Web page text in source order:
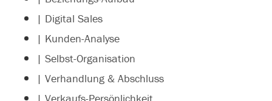
| Digital Sales
| Kunden-Analyse
| Selbst-Organisation
| Verhandlung & Abschluss